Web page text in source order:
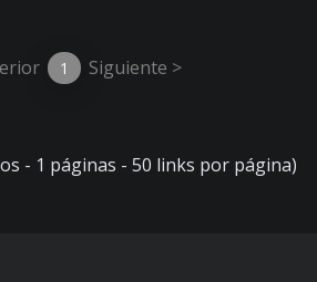
1 Siguiente >
- 1 páginas - 50 links por página)